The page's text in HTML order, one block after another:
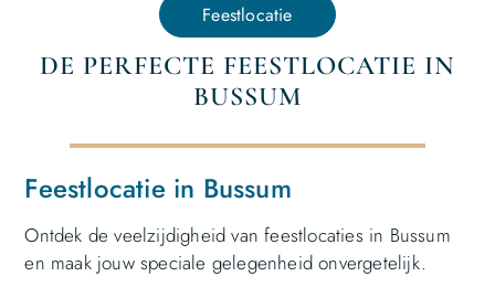
Feestlocatie
DE PERFECTE FEESTLOCATIE IN
BUSSUM
Feestlocatie in Bussum
Ontdek de veelzijdigheid van feestlocaties in Bussum
en maak jouw speciale gelegenheid onvergetelijk.